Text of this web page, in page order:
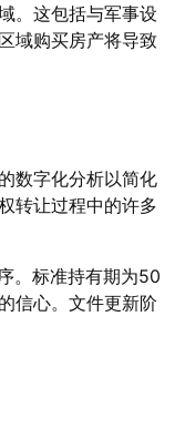
。这包括与军事设
域购买房产将导致
数字化分析以简化
转让过程中的许多
。标准持有期为50
信心。文件更新阶